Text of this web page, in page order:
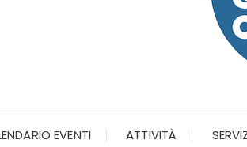
EVENTI ATTIVITÀ